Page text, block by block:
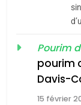
Pourim
pourim
Davis-
15 février